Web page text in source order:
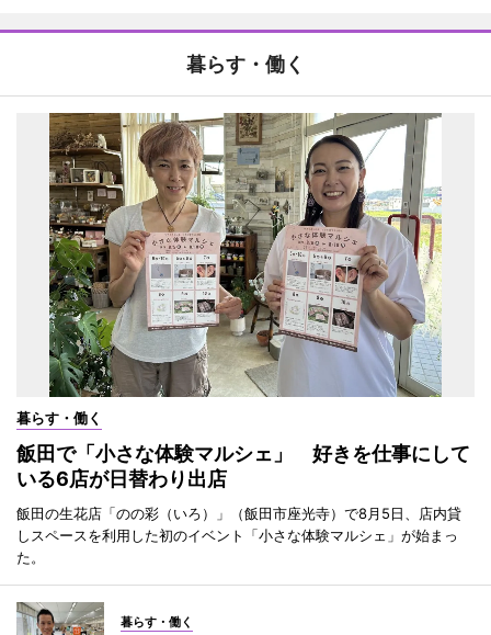
暮らす・働く
暮らす・働く
飯田で「小さな体験マルシェ」 好きを仕事にして
いる6店が日替わり出店
飯田の生花店「のの彩（いろ）」（飯田市座光寺）で8月5日、店内貸
しスペースを利用した初のイベント「小さな体験マルシェ」が始まっ
た。
暮らす・働く